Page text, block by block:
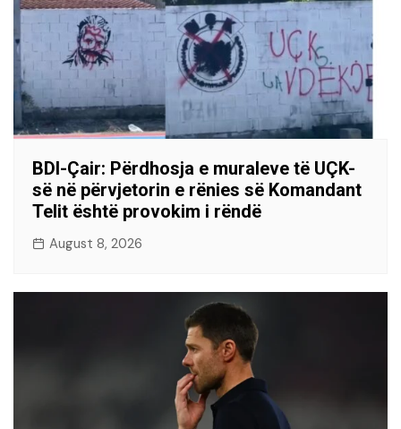
BDI-Çair: Përdhosja e muraleve të UÇK-
së në përvjetorin e rënies së Komandant
Telit është provokim i rëndë
August 8, 2026